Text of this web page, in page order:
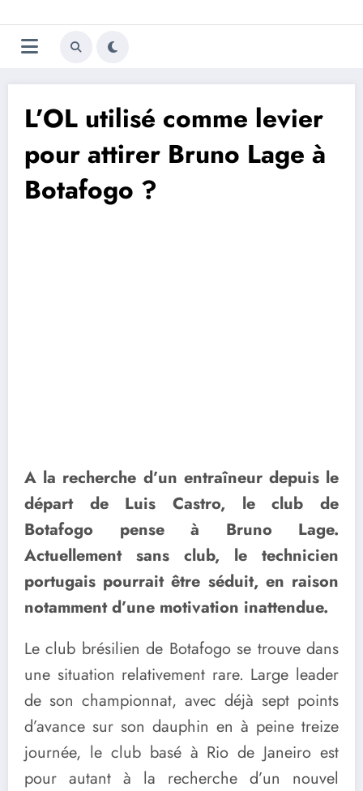
au
contenu
Trivela
L'actualité du football
L’OL utilisé comme levier
pour attirer Bruno Lage à
Botafogo ?
A la recherche d’un entraîneur depuis le
départ de Luis Castro, le club de
Botafogo pense à Bruno Lage.
Actuellement sans club, le technicien
portugais pourrait être séduit, en raison
notamment d’une motivation inattendue.
Le club brésilien de Botafogo se trouve dans
une situation relativement rare. Large leader
de son championnat, avec déjà sept points
d’avance sur son dauphin en à peine treize
journée, le club basé à Rio de Janeiro est
pour autant à la recherche d’un nouvel